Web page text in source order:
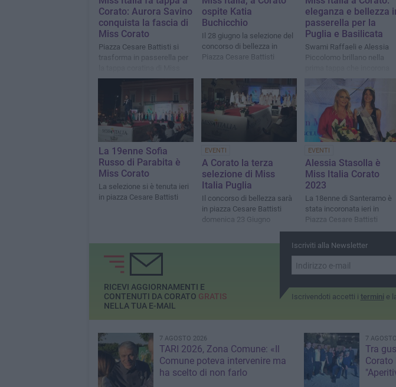
Corato: Aurora Savino
conquista la fascia di
Miss Corato
Piazza Cesare Battisti si
trasforma in passerella per
Italia organizzata in
Wellness Evolution
ospite Katia
Buchicchio
Il 28 giugno la selezione del
concorso di bellezza in
Piazza Cesare Battisti
eleganza e bellezza
passerella per la
Puglia e Basilicata
Swami Raffaeli e Alessia
Piccolomo brillano nella
Miss Corato e Miss
Rocchetta
La 19enne Sofia
Russo di Parabita è
Miss Corato
La selezione si è tenuta ieri
in piazza Cesare Battisti
EVENTI
A Corato la terza
selezione di Miss
Italia Puglia
Il concorso di bellezza sarà
in piazza Cesare Battisti
domenica 23 Giugno
EVENTI
Alessia Stasolla è
Miss Italia Corato
2023
La 18enne di Santeramo è
stata incoronata ieri in
Piazza Cesare Battisti
Iscriviti alla Newsletter
Iscrivendoti accetti i termini e
RICEVI AGGIORNAMENTI E
CONTENUTI DA CORATO GRATIS
NELLA TUA E-MAIL
7 AGOSTO 2026
TARI 2026, Zona Comune: «Il
Comune poteva intervenire ma
ha scelto di non farlo
7
Tra